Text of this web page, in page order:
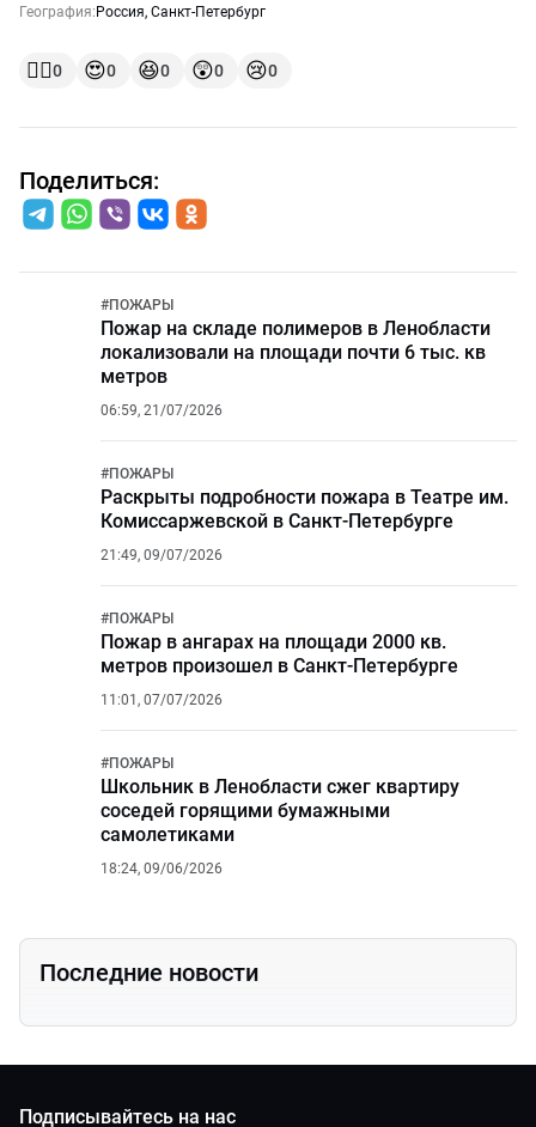
География: Россия, Санкт-Петербург
👍🏻0 😍0 😆0 😲0 😢0
Поделиться:
#ПОЖАРЫ
Пожар на складе полимеров в Ленобласти
локализовали на площади почти 6 тыс. кв
метров
06:59, 21/07/2026
#ПОЖАРЫ
Раскрыты подробности пожара в Театре им.
Комиссаржевской в Санкт-Петербурге
21:49, 09/07/2026
#ПОЖАРЫ
Пожар в ангарах на площади 2000 кв.
метров произошел в Санкт-Петербурге
11:01, 07/07/2026
#ПОЖАРЫ
Школьник в Ленобласти сжег квартиру
соседей горящими бумажными
самолетиками
18:24, 09/06/2026
Последние новости
Подписывайтесь на нас